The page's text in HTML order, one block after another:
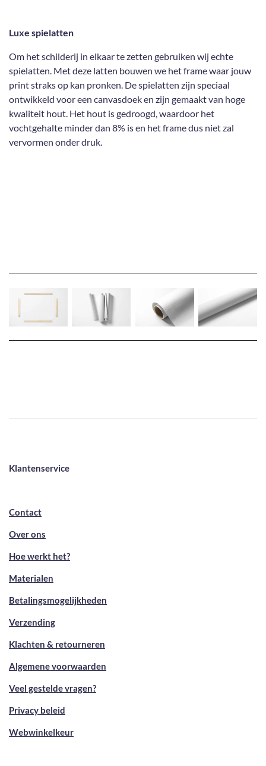
Luxe spielatten
Om het schilderij in elkaar te zetten gebruiken wij echte
spielatten. Met deze latten bouwen we het frame waar jouw
print straks op kan pronken. De spielatten zijn speciaal
ontwikkeld voor een canvasdoek en zijn gemaakt van hoge
kwaliteit hout. Het hout is gedroogd, waardoor het
vochtgehalte minder dan 8% is en het frame dus niet zal
vervormen onder druk.
Klantenservice
Contact
Over ons
Hoe werkt het?
Materialen
Betalingsmogelijkheden
Verzending
Klachten & retourneren
Algemene voorwaarden
Veel gestelde vragen?
Privacy beleid
Webwinkelkeur